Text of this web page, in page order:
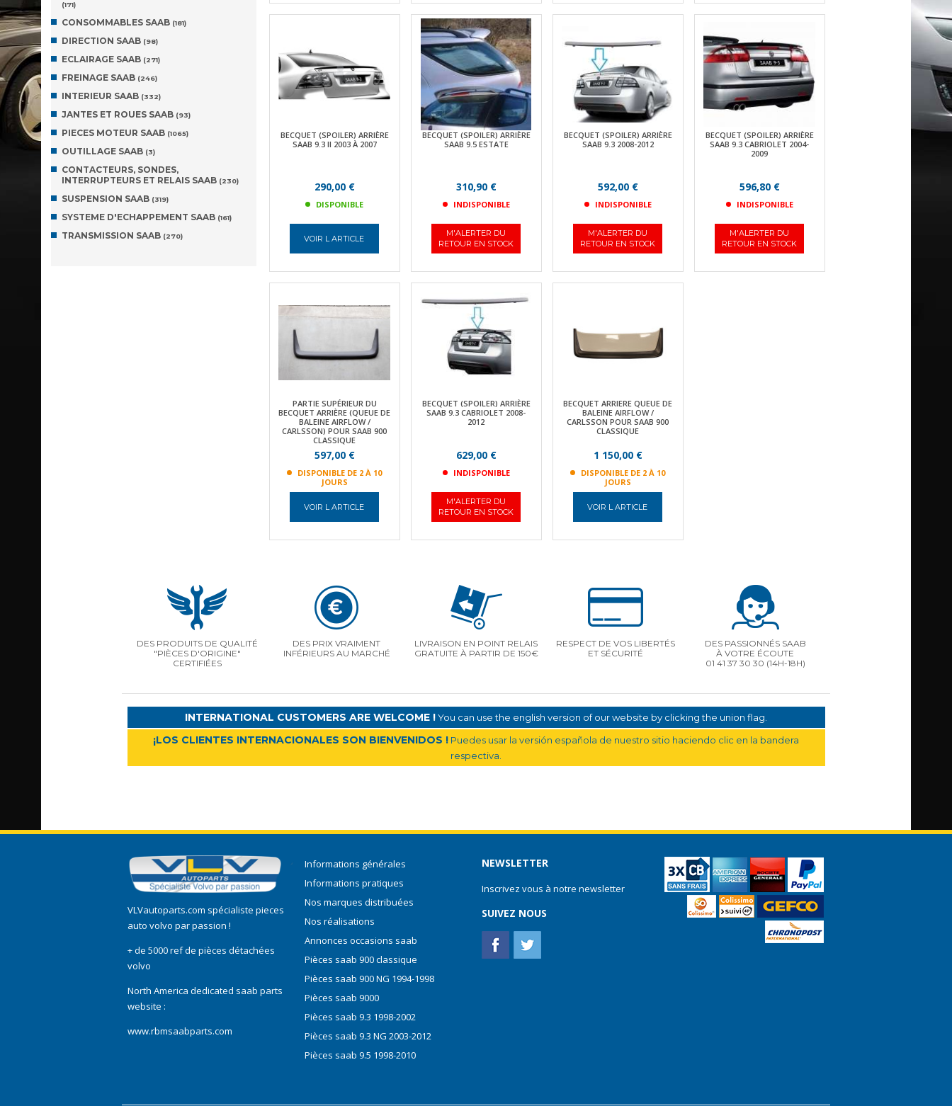
(171)
CONSOMMABLES SAAB (181)
DIRECTION SAAB (98)
ECLAIRAGE SAAB (271)
FREINAGE SAAB (246)
INTERIEUR SAAB (332)
JANTES ET ROUES SAAB (93)
PIECES MOTEUR SAAB (1065)
OUTILLAGE SAAB (3)
CONTACTEURS, SONDES,
INTERRUPTEURS ET RELAIS SAAB (230)
SUSPENSION SAAB (319)
SYSTEME D'ECHAPPEMENT SAAB (161)
TRANSMISSION SAAB (270)
BECQUET (SPOILER) ARRIÈRE
SAAB 9.3 II 2003 À 2007
290,00 €
DISPONIBLE
VOIR L ARTICLE
BECQUET (SPOILER) ARRIÈRE
SAAB 9.5 ESTATE
310,90 €
INDISPONIBLE
M'ALERTER DU
RETOUR EN STOCK
BECQUET (SPOILER) ARRIÈRE
SAAB 9.3 2008-2012
592,00 €
INDISPONIBLE
M'ALERTER DU
RETOUR EN STOCK
BECQUET (SPOILER) ARRIÈRE
SAAB 9.3 CABRIOLET 2004-
2009
596,80 €
INDISPONIBLE
M'ALERTER DU
RETOUR EN STOCK
PARTIE SUPÉRIEUR DU
BECQUET ARRIÈRE (QUEUE DE
BALEINE AIRFLOW /
CARLSSON) POUR SAAB 900
CLASSIQUE
597,00 €
DISPONIBLE DE 2 À 10
JOURS
VOIR L ARTICLE
BECQUET (SPOILER) ARRIÈRE
SAAB 9.3 CABRIOLET 2008-
2012
629,00 €
INDISPONIBLE
M'ALERTER DU
RETOUR EN STOCK
BECQUET ARRIERE QUEUE DE
BALEINE AIRFLOW /
CARLSSON POUR SAAB 900
CLASSIQUE
1 150,00 €
DISPONIBLE DE 2 À 10
JOURS
VOIR L ARTICLE
DES PRODUITS DE QUALITÉ
"PIÈCES D'ORIGINE"
CERTIFIÉES
DES PRIX VRAIMENT
INFÉRIEURS AU MARCHÉ
LIVRAISON EN POINT RELAIS
GRATUITE À PARTIR DE 150€
RESPECT DE VOS LIBERTÉS
ET SÉCURITÉ
DES PASSIONNÉS SAAB
À VOTRE ÉCOUTE
01 41 37 30 30 (14H-18H)
INTERNATIONAL CUSTOMERS ARE WELCOME !You can use the english version of our website by clicking the union flag.
¡LOS CLIENTES INTERNACIONALES SON BIENVENIDOS ! Puedes usar la versión española de nuestro sitio haciendo clic en la bandera
respectiva.
VLVautoparts.com spécialiste pieces
auto volvo par passion !
+ de 5000 ref de pièces détachées
volvo
North America dedicated saab parts
website :
www.rbmsaabparts.com
Informations générales
Informations pratiques
Nos marques distribuées
Nos réalisations
Annonces occasions saab
Pièces saab 900 classique
Pièces saab 900 NG 1994-1998
Pièces saab 9000
Pièces saab 9.3 1998-2002
Pièces saab 9.3 NG 2003-2012
Pièces saab 9.5 1998-2010
NEWSLETTER
Inscrivez vous à notre newsletter
SUIVEZ NOUS